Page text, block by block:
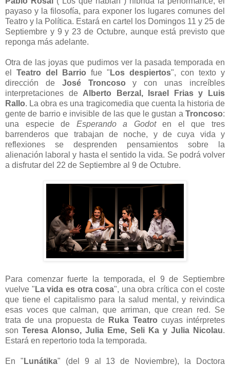
payaso y la filosofía, para exponer los lugares comunes del
Teatro y la Política. Estará en cartel los Domingos 11 y 25 de
Septiembre y 9 y 23 de Octubre, aunque está previsto que
reponga más adelante.
Otra de las joyas que pudimos ver la pasada temporada en
el Teatro del Barrio fue " Los despiertos", con texto y
dirección de José Troncoso y con unas increíbles
interpretaciones de Alberto Berzal, Israel Frias y Luis
Rallo. La obra es una tragicomedia que cuenta la historia de
gente de barrio e invisible de las que le gustan a Troncoso:
una especie de Esperando a Godoten el que tres
barrenderos que trabajan de noche, y de cuya vida y
reflexiones se desprenden pensamientos sobre la
alienación laboral y hasta el sentido la vida. Se podrá volver
a disfrutar del 22 de Septiembre al 9 de Octubre.
Para comenzar fuerte la temporada, el 9 de Septiembre
vuelve " La vida es otra cosa", una obra crítica con el coste
que tiene el capitalismo para la salud mental, y reivindica
esas voces que calman, que arriman, que crean red. Se
trata de una propuesta de Ruka Teatro cuyas intérpretes
son Teresa Alonso, Julia Eme, Seli Ka y Julia Nicolau.
Estará en repertorio toda la temporada.
En " Lunátika" (del 9 al 13 de Noviembre), la Doctora